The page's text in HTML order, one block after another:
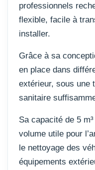
professionnels
flexible, facile à
installer.
Grâce à sa
en place dans
extérieur, sous une
sanitaire
Sa capacité de 5
volume utile pour
le nettoyage des
équipements